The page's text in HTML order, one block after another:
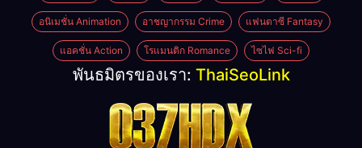
อนิเมชั่น Animation อาชญากรรม Crime แฟนตาซี Fantasy
แอคชั่น Action โรแมนติก Romance ไซไฟ Sci-fi
พันธมิตรของเรา: ThaiSeoLink